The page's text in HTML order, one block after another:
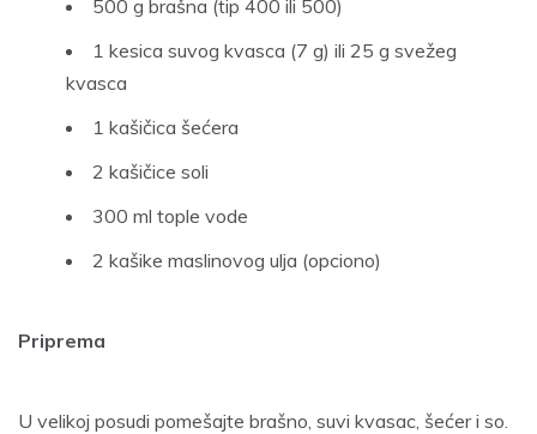
500 g brašna (tip 400 ili 500)
1 kesica suvog kvasca (7 g) ili 25 g svežeg
kvasca
1 kašičica šećera
2 kašičice soli
300 ml tople vode
2 kašike maslinovog ulja (opciono)
Priprema
U velikoj posudi pomešajte brašno, suvi kvasac, šećer i so.